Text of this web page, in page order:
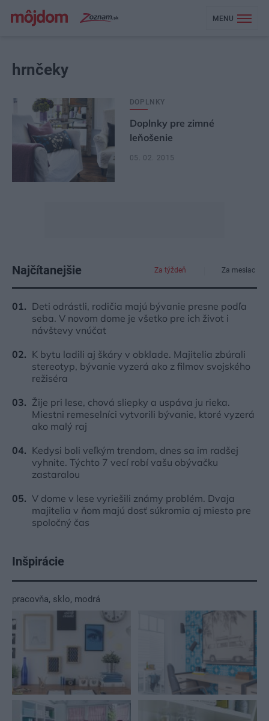
MENU
hrnčeky
DOPLNKY
Doplnky pre zimné
leňošenie
05. 02. 2015
Najčítanejšie Za týždeň Za mesiac
Deti odrástli, rodičia majú bývanie presne podľa
seba. V novom dome je všetko pre ich život i
návštevy vnúčat
K bytu ladili aj škáry v obklade. Majitelia zbúrali
stereotyp, bývanie vyzerá ako z filmov svojského
režiséra
Žije pri lese, chová sliepky a uspáva ju rieka.
Miestni remeselníci vytvorili bývanie, ktoré vyzerá
ako malý raj
Kedysi boli veľkým trendom, dnes sa im radšej
vyhnite. Týchto 7 vecí robí vašu obývačku
zastaralou
V dome v lese vyriešili známy problém. Dvaja
majitelia v ňom majú dosť súkromia aj miesto pre
spoločný čas
Inšpirácie
pracovňa, sklo, modrá